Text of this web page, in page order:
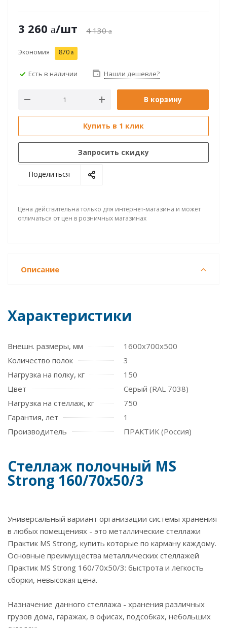
3 260 /шт 4 130
Экономия 870
Есть в наличии Нашли дешевле?
В корзину
Купить в 1 клик
Запросить скидку
Поделиться
Цена действительна только для интернет-магазина и может
отличаться от цен в розничных магазинах
Описание
Характеристики
Внешн. размеры, мм
1600x700x500
Количество полок
3
Нагрузка на полку, кг
150
Цвет
Серый (RAL 7038)
Нагрузка на стеллаж, кг
750
Гарантия, лет
1
Производитель
ПРАКТИК (Россия)
Стеллаж полочный MS
Strong 160/70x50/3
Универсальный вариант организации системы хранения
в любых помещениях - это металлические стеллажи
Практик MS Strong, купить которые по карману каждому.
Основные преимущества металлических стеллажей
Практик MS Strong 160/70x50/3: быстрота и легкость
сборки, невысокая цена.
Назначение данного стеллажа - хранения различных
грузов дома, гаражах, в офисах, подсобках, небольших